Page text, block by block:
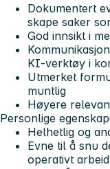
Dokumentert
skape saker
God innsikt i
KI-verktøy i
Utmerket
muntlig
Høyere
Personlige
Helhetlig og
Evne til å snu
operativt